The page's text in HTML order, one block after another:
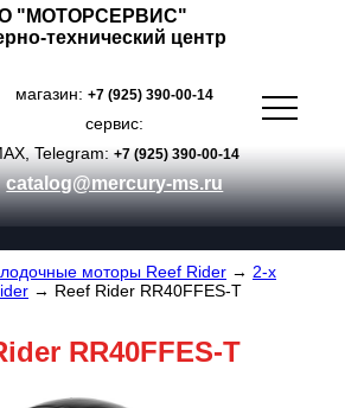
"МОТОРСЕРВИС"
технический центр
магазин:+7 (925) 390-00-14
сервис:
Telegram:+7 (925) 390-00-14
catalog@mercury-ms.ru
моторы Reef Rider → 2-х
→ Reef Rider RR40FFES-T
RR40FFES-T